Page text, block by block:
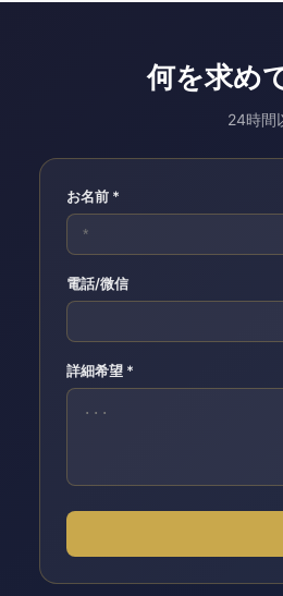
何を求め
24時間
お名前 *
電話/微信
詳細希望 *